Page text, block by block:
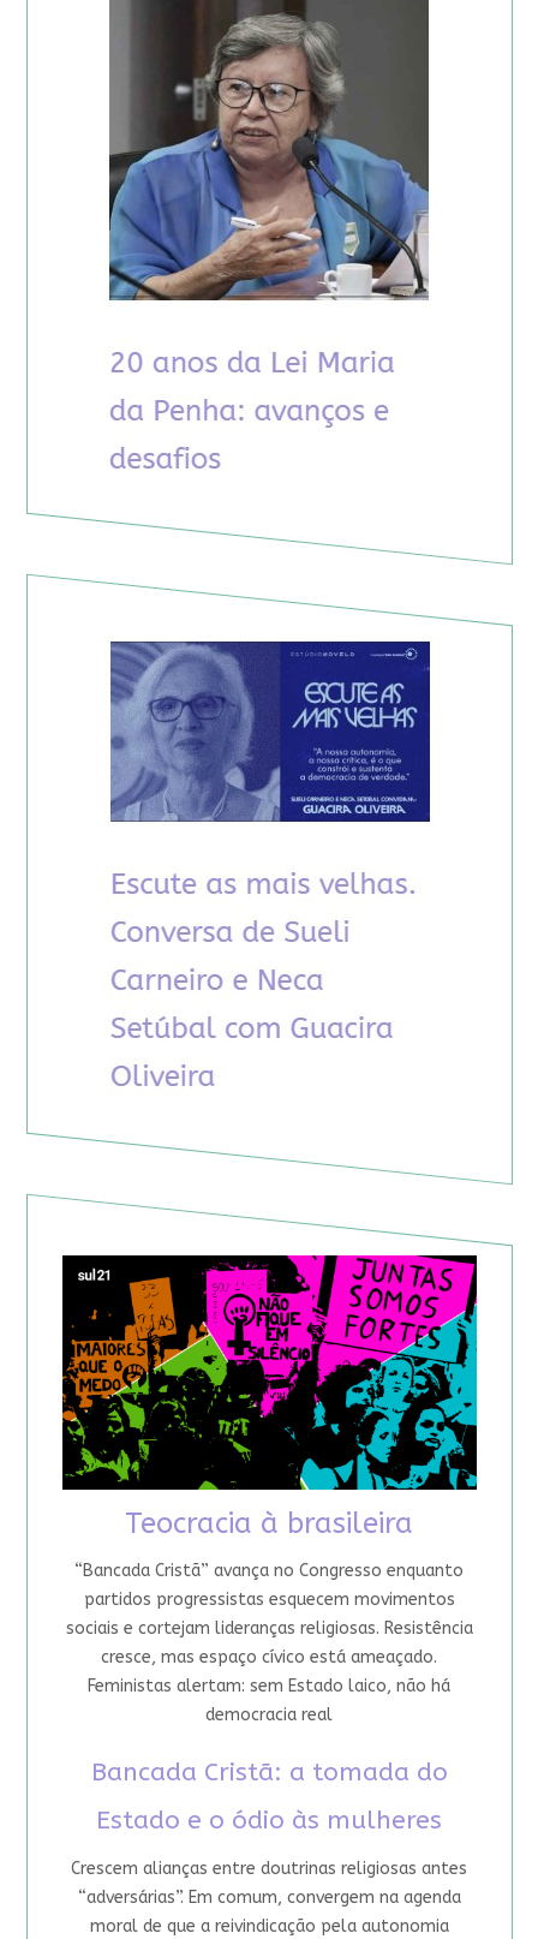
Teocracia à brasileira
“Bancada Cristã” avança no Congresso enquanto
partidos progressistas esquecem movimentos
sociais e cortejam lideranças religiosas. Resistência
cresce, mas espaço cívico está ameaçado.
Feministas alertam: sem Estado laico, não há
democracia real
Bancada Cristã: a tomada do
Estado e o ódio às mulheres
Crescem alianças entre doutrinas religiosas antes
“adversárias”. Em comum, convergem na agenda
moral de que a reivindicação pela autonomia